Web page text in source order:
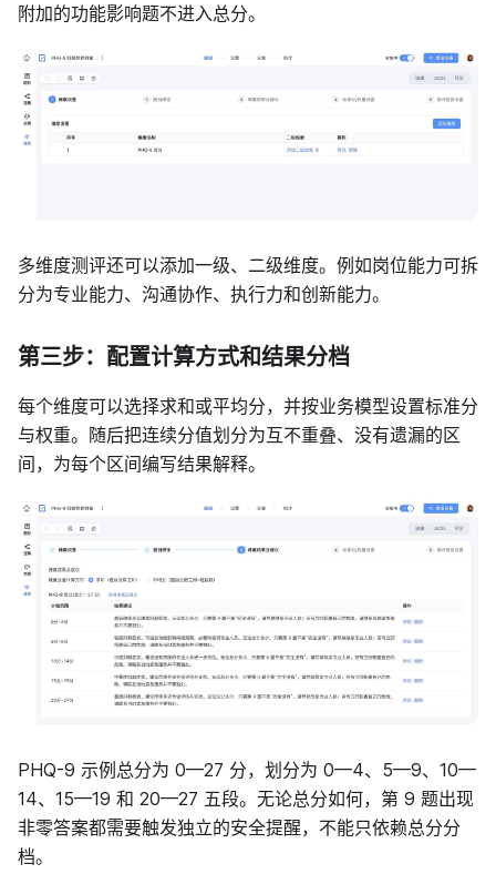
附加的功能影响题不进入总分。
多维度测评还可以添加一级、二级维度。例如岗位能力可拆
分为专业能力、沟通协作、执行力和创新能力。
第三步：配置计算方式和结果分档
每个维度可以选择求和或平均分，并按业务模型设置标准分
与权重。随后把连续分值划分为互不重叠、没有遗漏的区
间，为每个区间编写结果解释。
PHQ-9 示例总分为 0—27 分，划分为 0—4、5—9、10—
14、15—19 和 20—27 五段。无论总分如何，第 9 题出现
非零答案都需要触发独立的安全提醒，不能只依赖总分分
档。